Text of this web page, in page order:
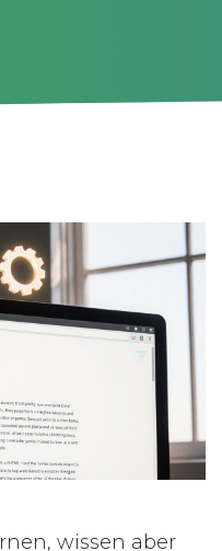
, wissen aber